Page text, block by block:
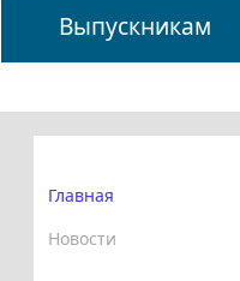
Выпускникам
Главная
Новости